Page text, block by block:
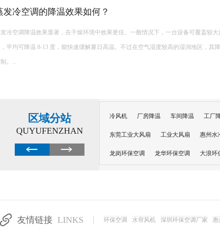
环保空调降温原理
环保空调的降温原理主要基于水蒸发吸热的特性，以下是对其降温原理的详细解释： 一、核心原理 环保空调
内部配置有湿润的过滤媒介，如湿帘或湿纱窗。当风扇吹出的风经过这些湿润的媒
区域分站
QUYUFENZHAN
冷风机 厂房降温 车间降温 工厂
东莞工业大风扇 工业大风扇 惠州水
龙岗环保空调 龙华环保空调 大浪环
友情链接 LINKS 环保空调 水帘风机 深圳环保空调厂家 惠